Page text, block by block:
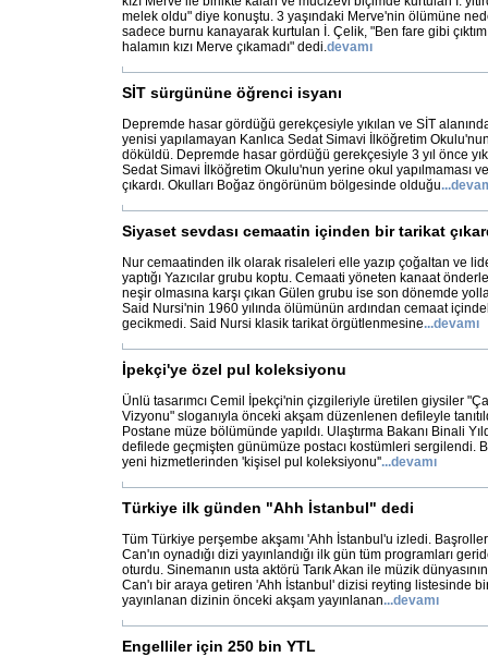
melek oldu" diye konuştu. 3 yaşındaki Merve'nin ölümüne
sadece burnu kanayarak kurtulan İ. Çelik, "Ben fare gibi
halamın kızı Merve çıkamadı" dedi.devamı
SİT sürgününe öğrenci isyanı
Depremde hasar gördüğü gerekçesiyle yıkılan ve SİT
yenisi yapılamayan Kanlıca Sedat Simavi İlköğretim
döküldü. Depremde hasar gördüğü gerekçesiyle 3 yıl önce
Sedat Simavi İlköğretim Okulu'nun yerine okul yapılmaması
çıkardı. Okulları Boğaz öngörünüm bölgesinde olduğu...
Siyaset sevdası cemaatin içinden bir tarikat
Nur cemaatinden ilk olarak risaleleri elle yazıp çoğaltan ve
yaptığı Yazıcılar grubu koptu. Cemaati yöneten kanaat
neşir olmasına karşı çıkan Gülen grubu ise son dönemde
Said Nursi'nin 1960 yılında ölümünün ardından cemaat
gecikmedi. Said Nursi klasik tarikat örgütlenmesine...devamı
İpekçi'ye özel pul koleksiyonu
Ünlü tasarımcı Cemil İpekçi'nin çizgileriyle üretilen giysiler
Vizyonu" sloganıyla önceki akşam düzenlenen defileyle
Postane müze bölümünde yapıldı. Ulaştırma Bakanı Binali
defilede geçmişten günümüze postacı kostümleri sergilendi.
yeni hizmetlerinden 'kişisel pul koleksiyonu''...devamı
Türkiye ilk günden "Ahh İstanbul" dedi
Tüm Türkiye perşembe akşamı 'Ahh İstanbul'u izledi.
Can'ın oynadığı dizi yayınlandığı ilk gün tüm programları
oturdu. Sinemanın usta aktörü Tarık Akan ile müzik
Can'ı bir araya getiren 'Ahh İstanbul' dizisi reyting listesinde
yayınlanan dizinin önceki akşam yayınlanan...devamı
Engelliler için 250 bin YTL